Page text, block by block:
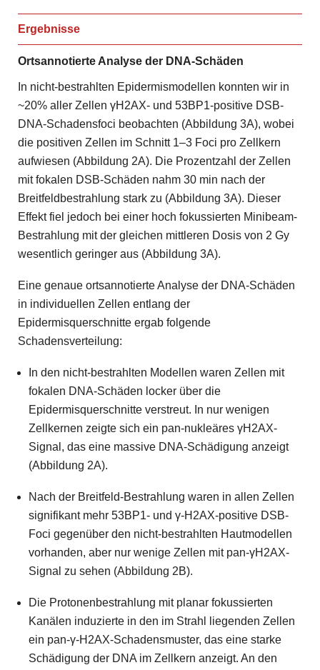
Ergebnisse
Ortsannotierte Analyse der DNA-Schäden
In nicht-bestrahlten Epidermismodellen konnten wir in
~20% aller Zellen γH2AX- und 53BP1-positive DSB-
DNA-Schadensfoci beobachten (Abbildung 3A), wobei
die positiven Zellen im Schnitt 1–3 Foci pro Zellkern
aufwiesen (Abbildung 2A). Die Prozentzahl der Zellen
mit fokalen DSB-Schäden nahm 30 min nach der
Breitfeldbestrahlung stark zu (Abbildung 3A). Dieser
Effekt fiel jedoch bei einer hoch fokussierten Minibeam-
Bestrahlung mit der gleichen mittleren Dosis von 2 Gy
wesentlich geringer aus (Abbildung 3A).
Eine genaue ortsannotierte Analyse der DNA-Schäden
in individuellen Zellen entlang der
Epidermisquerschnitte ergab folgende
Schadensverteilung:
In den nicht-bestrahlten Modellen waren Zellen mit
fokalen DNA-Schäden locker über die
Epidermisquerschnitte verstreut. In nur wenigen
Zellkernen zeigte sich ein pan-nukleäres γH2AX-
Signal, das eine massive DNA-Schädigung anzeigt
(Abbildung 2A).
Nach der Breitfeld-Bestrahlung waren in allen Zellen
signifikant mehr 53BP1- und γ-H2AX-positive DSB-
Foci gegenüber den nicht-bestrahlten Hautmodellen
vorhanden, aber nur wenige Zellen mit pan-γH2AX-
Signal zu sehen (Abbildung 2B).
Die Protonenbestrahlung mit planar fokussierten
Kanälen induzierte in den im Strahl liegenden Zellen
ein pan-γ-H2AX-Schadensmuster, das eine starke
Schädigung der DNA im Zellkern anzeigt. An den